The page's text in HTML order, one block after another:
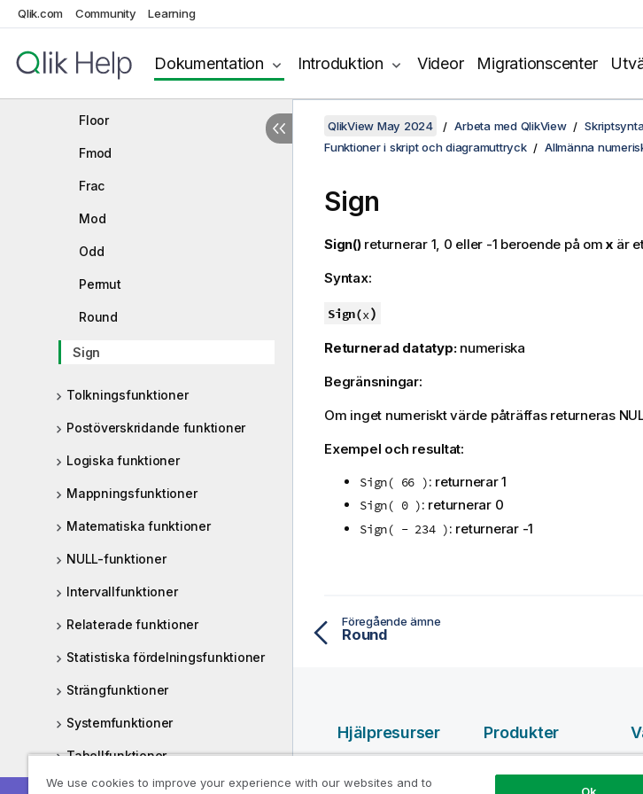
Qlik.com Community Learning
Dokumentation Introduktion Videor Migrationscenter
Even
Fabs
Floor
Fmod
Frac
Mod
Odd
Permut
Round
Sign
Tolkningsfunktioner
Postöverskridande funktioner
Logiska funktioner
Mappningsfunktioner
Matematiska funktioner
NULL-funktioner
Intervallfunktioner
Relaterade funktioner
Statistiska fördelningsfunktioner
Strängfunktioner
Systemfunktioner
Tabellfunktioner
Trigonometriska och hyperboliska
QlikView May 2024 Arbeta med QlikView
Funktioner i skript och diagramuttryck
Allmänna
Sign
Sign()returnerar 1, 0 eller -1 beroende på omx är
Syntax:
Sign(x)
Returnerad datatyp: numeriska
Begränsningar:
Om inget numeriskt värde påträffas returneras
Exempel och resultat:
Sign( 66 ): returnerar 1
Sign( 0 ): returnerar 0
Sign( - 234 ): returnerar -1
Föregående ämne
Round
Hjälpresurser
Qlik Developer
Produkter
INTEGRATION
We use cookies to improve your experience with our websites and to